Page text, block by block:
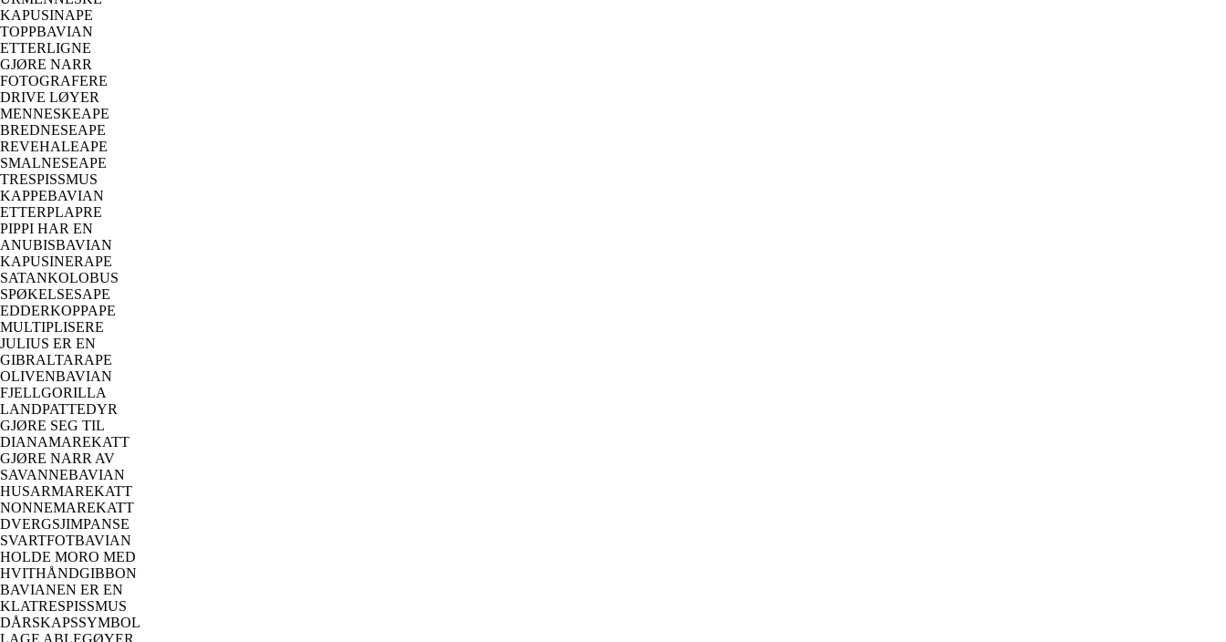
KAPUSINAPE
TOPPBAVIAN
ETTERLIGNE
GJØRE NARR
FOTOGRAFERE
DRIVE LØYER
MENNESKEAPE
BREDNESEAPE
REVEHALEAPE
SMALNESEAPE
TRESPISSMUS
KAPPEBAVIAN
ETTERPLAPRE
PIPPI HAR EN
ANUBISBAVIAN
KAPUSINERAPE
SATANKOLOBUS
SPØKELSESAPE
EDDERKOPPAPE
MULTIPLISERE
JULIUS ER EN
GIBRALTARAPE
OLIVENBAVIAN
FJELLGORILLA
LANDPATTEDYR
GJØRE SEG TIL
DIANAMAREKATT
GJØRE NARR AV
SAVANNEBAVIAN
HUSARMAREKATT
NONNEMAREKATT
DVERGSJIMPANSE
SVARTFOTBAVIAN
HOLDE MORO MED
HVITHÅNDGIBBON
BAVIANEN ER EN
KLATRESPISSMUS
DÅRSKAPSSYMBOL
LAGE ABLEGØYER